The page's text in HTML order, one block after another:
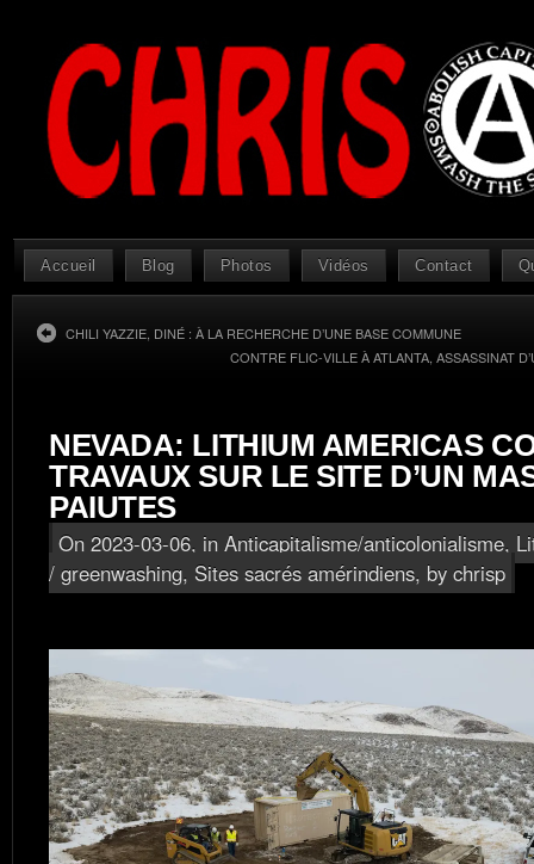
Accueil Blog Photos Vidéos Contact
CHILI YAZZIE, DINÉ : À LA RECHERCHE D’UNE BASE COMMUNE
CONTRE FLIC-VILLE À ATLANTA, ASSASSINAT
NEVADA: LITHIUM AMERICAS
TRAVAUX SUR LE SITE D’UN
PAIUTES
On 2023-03-06, in Anticapitalisme/anticolonialisme,
/ greenwashing, Sites sacrés amérindiens, by chrisp